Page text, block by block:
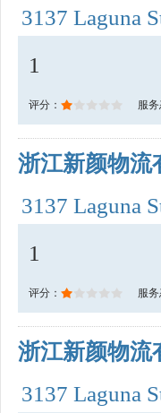
3137 Laguna
1
评分： 服务
浙江新颜物流
3137 Laguna
1
评分： 服务
浙江新颜物流
3137 Laguna